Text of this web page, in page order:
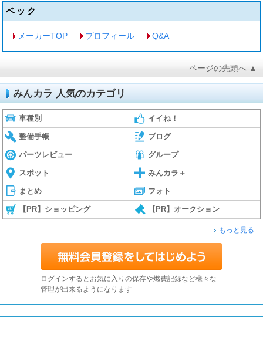
ベック
メーカーTOP プロフィール Q&A
ページの先頭へ ▲
みんカラ 人気のカテゴリ
車種別 イイね！
整備手帳 ブログ
パーツレビュー グループ
スポット みんカラ＋
まとめ フォト
【PR】ショッピング 【PR】オークション
もっと見る
ログインするとお気に入りの保存や燃費記録など様々な
管理が出来るようになります